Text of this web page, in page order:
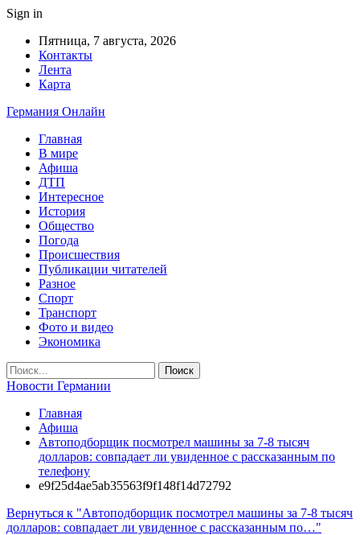
Sign in
Пятница, 7 августа, 2026
Контакты
Лента
Карта
Германия Онлайн
Главная
В мире
Афиша
ДТП
Интересное
История
Общество
Погода
Происшествия
Публикации читателей
Разное
Спорт
Транспорт
Фото и видео
Экономика
Новости Германии
Главная
Афиша
Автоподборщик посмотрел машины за 7-8 тысяч
долларов: совпадает ли увиденное с рассказанным по
телефону
e9f25d4ae5ab35563f9f148f14d72792
Вернуться к "Автоподборщик посмотрел машины за 7-8 тысяч
долларов: совпадает ли увиденное с рассказанным по…"